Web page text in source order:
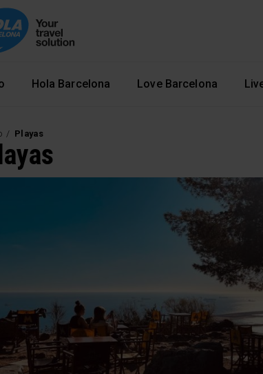
Hola Barcelona Love Barcelona
Playas